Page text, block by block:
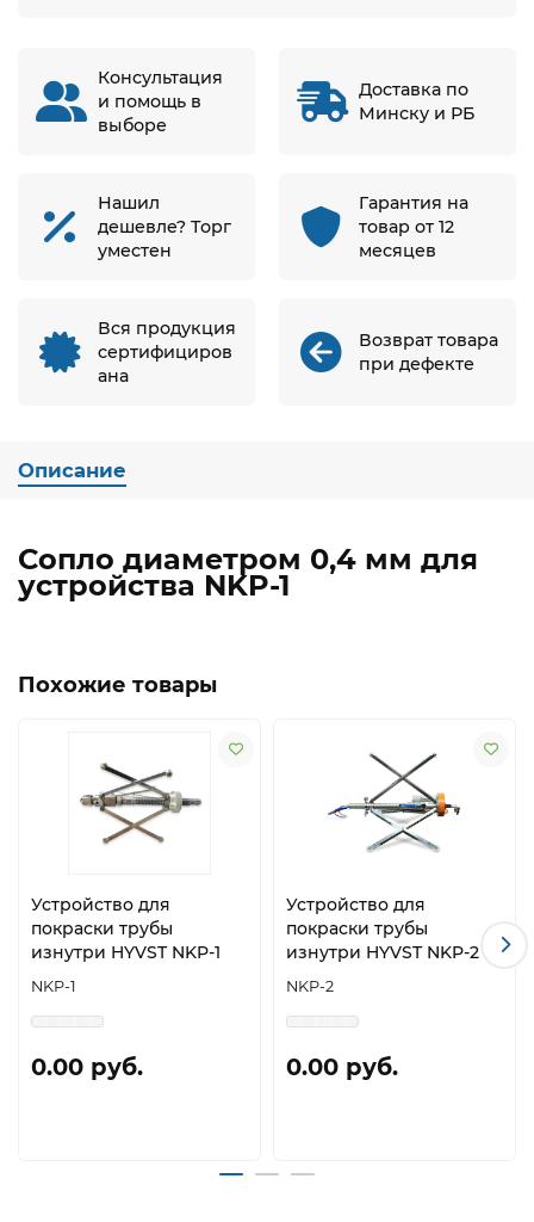
Консультация
и помощь в
выборе
Доставка по
Минску и РБ
Нашил
дешевле? Торг
уместен
Гарантия на
товар от 12
месяцев
Вся продукция
сертифициров
ана
Возврат товара
при дефекте
Описание
Сопло диаметром 0,4 мм для
устройства NKP-1
Похожие товары
Устройство для
покраски трубы
изнутри HYVST NKP-1
NKP-1
0.00 руб.
Устройство для
покраски трубы
изнутри HYVST NKP-2
NKP-2
0.00 руб.